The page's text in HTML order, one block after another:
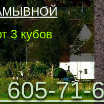
605-71-
3 кубов